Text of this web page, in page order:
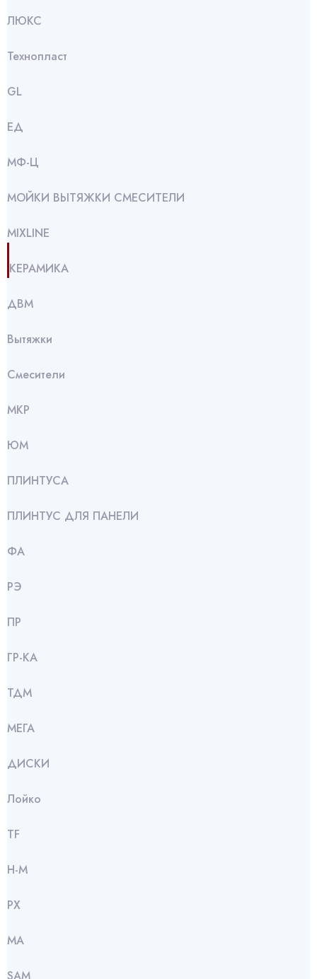
ЛЮКС
Технопласт
GL
ЕД
МФ-Ц
МОЙКИ ВЫТЯЖКИ СМЕСИТЕЛИ
МIXLINE
КЕРАМИКА
ДВМ
Вытяжки
Смесители
МКР
ЮМ
ПЛИНТУСА
ПЛИНТУС ДЛЯ ПАНЕЛИ
ФА
РЭ
ПР
ГР-КА
ТДМ
МЕГА
ДИСКИ
Лойко
TF
Н-М
РХ
МА